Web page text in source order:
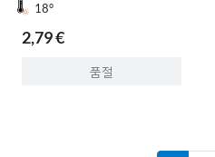
18°
2,79 €
품절